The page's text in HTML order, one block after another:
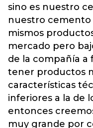
sino es nuestro
nuestro cemento
mismos
mercado pero
de la compañía a
tener productos
características
inferiores a la de
entonces
muy grande por